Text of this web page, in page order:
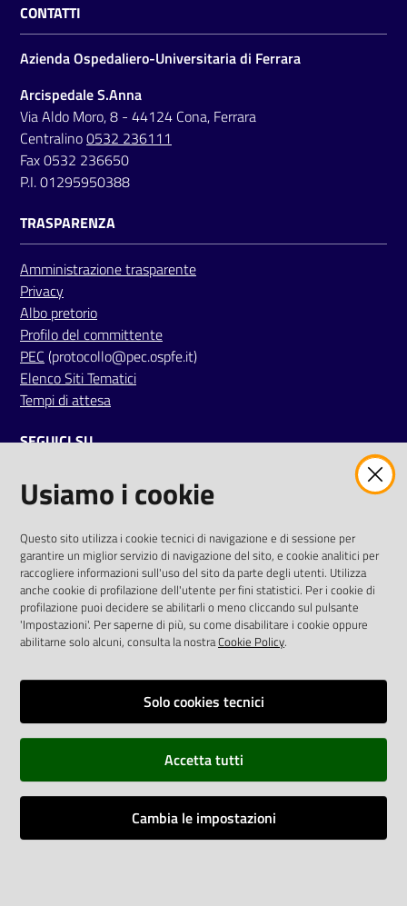
r
s
p
a
r
e
n
e
Fornitori
Seguici
su
CONTATTI
Azienda Ospedaliero-Universitaria di Ferrara
Arcispedale S.Anna
Via Aldo Moro, 8 - 44124 Cona, Ferrara
Centralino0532 236111
Fax 0532 236650
P.I. 01295950388
TRASPARENZA
Amministrazione trasparente
Privacy
Albo pretorio
Profilo del committente
PEC (protocollo@pec.ospfe.it)
Elenco Siti Tematici
Tempi di attesa
SEGUICI SU
twitterfacebookyoutube
AREA DIPENDENTI
Posta Elettronica Aziendale
Cloud aziendale(manuale di istruzioni)
Portale del Dipendente
Sito intranet
Redazione web
Credits
Usiamo i cookie
Questo sito utilizza i cookie tecnici di navigazione e di sessione per
garantire un miglior servizio di navigazione del sito, e cookie analitici per
raccogliere informazioni sull'uso del sito da parte degli utenti. Utilizza
anche cookie di profilazione dell'utente per fini statistici. Per i cookie di
profilazione puoi decidere se abilitarli o meno cliccando sul pulsante
'Impostazioni'. Per saperne di più, su come disabilitare i cookie oppure
abilitarne solo alcuni, consulta la nostraCookie Policy.
Solo cookies tecnici
Accetta tutti
Cambia le impostazioni